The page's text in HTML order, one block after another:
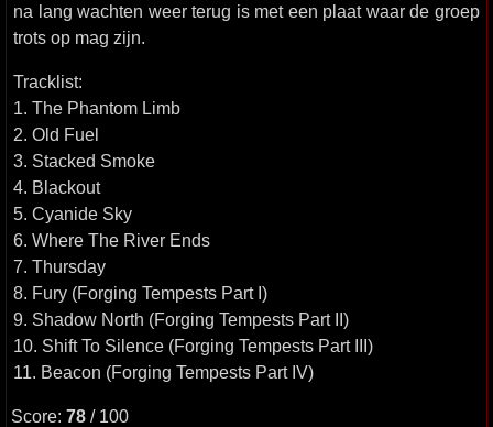
na lang wachten weer terug is met een plaat waar de groep
trots op mag zijn.
Tracklist:
1. The Phantom Limb
2. Old Fuel
3. Stacked Smoke
4. Blackout
5. Cyanide Sky
6. Where The River Ends
7. Thursday
8. Fury (Forging Tempests Part I)
9. Shadow North (Forging Tempests Part II)
10. Shift To Silence (Forging Tempests Part III)
11. Beacon (Forging Tempests Part IV)
Score: 78 / 100